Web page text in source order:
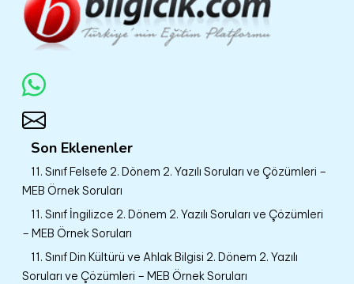
Son Eklenenler
11. Sınıf Felsefe 2. Dönem 2. Yazılı Soruları ve Çözümleri –
MEB Örnek Soruları
11. Sınıf İngilizce 2. Dönem 2. Yazılı Soruları ve Çözümleri
– MEB Örnek Soruları
11. Sınıf Din Kültürü ve Ahlak Bilgisi 2. Dönem 2. Yazılı
Soruları ve Çözümleri – MEB Örnek Soruları